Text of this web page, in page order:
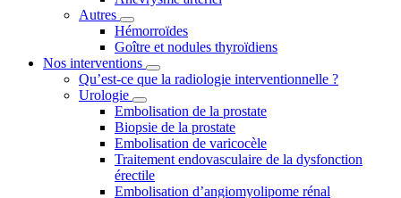
Autres
Hémorroïdes
Goître et nodules thyroïdiens
Nos interventions
Qu’est-ce que la radiologie interventionnelle ?
Urologie
Embolisation de la prostate
Biopsie de la prostate
Embolisation de varicocèle
Traitement endovasculaire de la dysfonction
érectile
Embolisation d’angiomyolipome rénal